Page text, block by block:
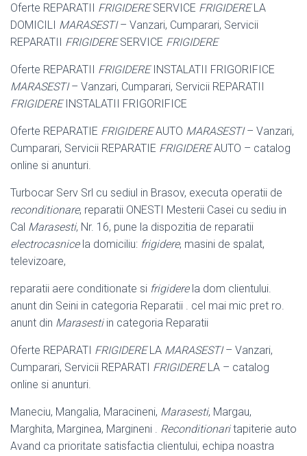
Oferte REPARATII FRIGIDERESERVICE FRIGIDERELA
DOMICILI MARASESTI– Vanzari, Cumparari, Servicii
REPARATII FRIGIDERESERVICE FRIGIDERE
Oferte REPARATII FRIGIDEREINSTALATII FRIGORIFICE
MARASESTI– Vanzari, Cumparari, Servicii REPARATII
FRIGIDEREINSTALATII FRIGORIFICE
Oferte REPARATIE FRIGIDEREAUTO MARASESTI– Vanzari,
Cumparari, Servicii REPARATIE FRIGIDEREAUTO – catalog
online si anunturi.
Turbocar Serv Srl cu sediul in Brasov, executa operatii de
reconditionare, reparatii ONESTI Mesterii Casei cu sediu in
Cal Marasesti, Nr. 16, pune la dispozitia de reparatii
electrocasnicela domiciliu: frigidere, masini de spalat,
televizoare,
reparatii aere conditionate si frigiderela dom clientului.
anunt din Seini in categoria Reparatii . cel mai mic pret ro.
anunt din Marasestiin categoria Reparatii
Oferte REPARATI FRIGIDERELA MARASESTI– Vanzari,
Cumparari, Servicii REPARATI FRIGIDERELA – catalog
online si anunturi.
Maneciu, Mangalia, Maracineni, Marasesti, Margau,
Marghita, Marginea, Margineni . Reconditionaritapiterie auto
Avand ca prioritate satisfactia clientului, echipa noastra